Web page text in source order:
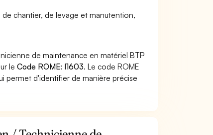
chantier, de levage et manutention,
de maintenance en matériel BTP
leCode ROME: I1603. Le code ROME
permet d'identifier de manière précise